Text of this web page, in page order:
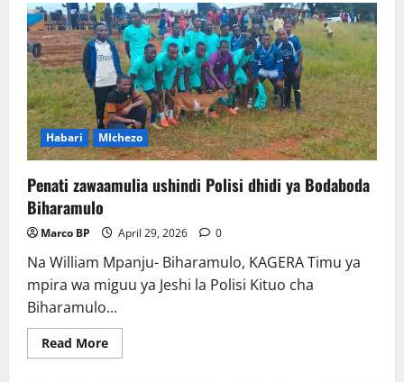
Jela
miaka
30
kwa
kumbaka
mtoto
wake
wa
Kambo
Habari MIchezo
Penati zawaamulia ushindi Polisi dhidi ya Bodaboda
Biharamulo
Marco BP April 29, 2026 0
Na William Mpanju- Biharamulo, KAGERA Timu ya
mpira wa miguu ya Jeshi la Polisi Kituo cha
Biharamulo...
Read MoreRead
more